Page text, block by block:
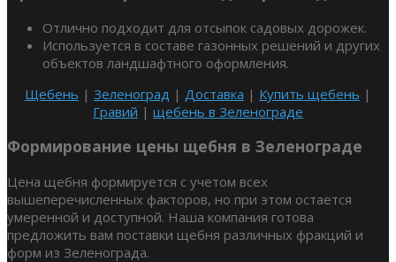
Отлично подходит для отсыпок садовых дорожек.
Используется в составе газонных решений и других
объектов ландшафтного оформления.
Щебень | Зеленоград | Доставка | Купить щебень |
Гравий | щебень в Зеленограде
Формирование цены щебня в Зеленограде
Цена щебня формируется с учетом всех
вышеперечисленных факторов, но при этом остается
умеренной и доступной. Наша компания готова
предложить вам поставки щебня различных фракций и
форм из Зеленограда.